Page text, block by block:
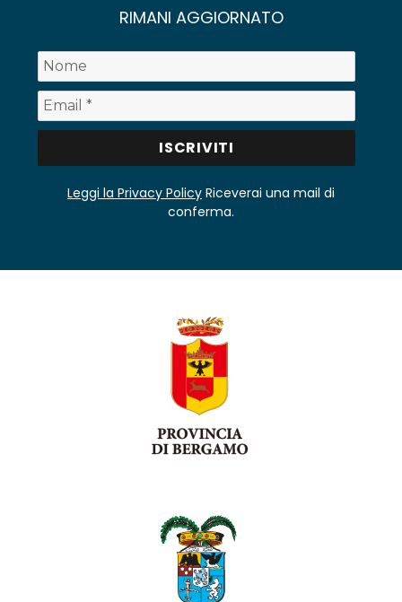
RIMANI AGGIORNATO
Leggi la Privacy Policy Riceverai una mail di
conferma.